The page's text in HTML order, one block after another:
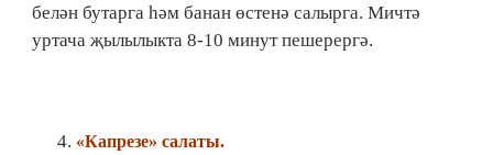
белән бутарга һәм банан өстенә салырга. Мичтә
уртача җылылыкта 8-10 минут пешерергә.
«Капрезе» салаты.